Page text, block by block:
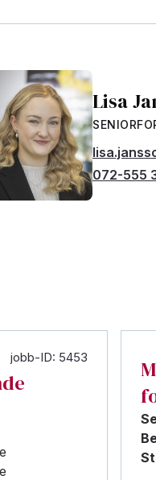
Lisa
072-555
jobb-ID: 5453